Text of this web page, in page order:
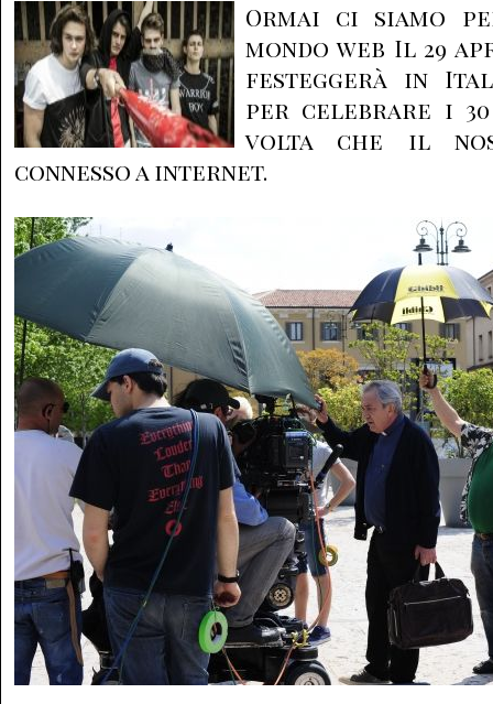
Ormai ci siamo
mondo web Il 29
festeggerà in
per celebrare i
volta che il
connesso a internet.